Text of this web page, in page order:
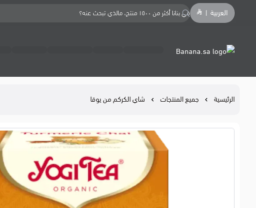
العربية |
Banana.sa
الرئيسية جميع المنتجات شاي الكركم من يوقا